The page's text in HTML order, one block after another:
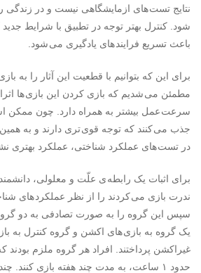
نتایج تست های ازمایشگاهی نیست و در
شود. کنترل بهتر توجه در تطبیق با شرایط
باعث تسریع فرایند های یادگیری می شود.
برای این که بتوانیم با قطعیت این آثار را به
مطمئن می شدیم که بازی کردن این بازی ها
سرعت عمل بیشتر به همراه دارد. چون ممکن
جذب می کنند که توجه قوی تری دارند و به
در تست های عملکرد شناختی، عملکرد بهتری
برای اثبات یک رابطه ی علّت و معلولی،
ندرت بازی می کردند را از نظر عملکرد های
سپس این گروه را به صورت تصادفی به دو
یک گروه به بازی های اکشن و گروه کنترل به
حدود ۱ ساعت، به مدت چند هفته بازی